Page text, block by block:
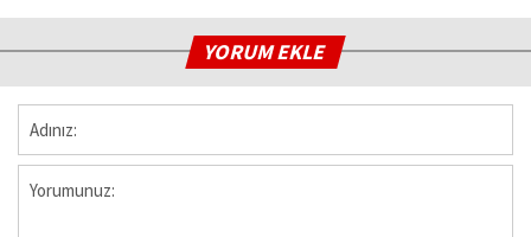
YORUM EKLE